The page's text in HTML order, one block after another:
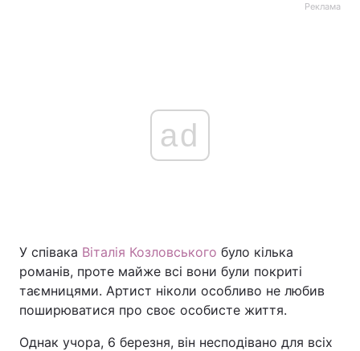
Реклама
ad
У співака Віталія Козловського було кілька
романів, проте майже всі вони були покриті
таємницями. Артист ніколи особливо не любив
поширюватися про своє особисте життя.
Однак учора, 6 березня, він несподівано для всіх